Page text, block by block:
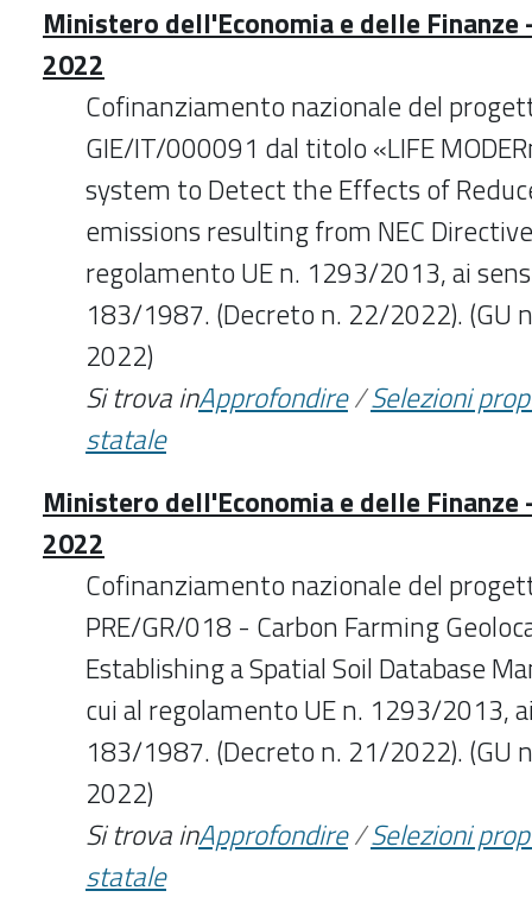
Ministero dell'Economia e delle
2022
Cofinanziamento nazionale del
GIE/IT/000091 dal titolo «LIFE
system to Detect the Effects of
emissions resulting from NEC
regolamento UE n. 1293/2013, ai
183/1987. (Decreto n. 22/2022).
2022)
Si trova inApprofondire/Selezioni
statale
Ministero dell'Economia e delle
2022
Cofinanziamento nazionale del
PRE/GR/018 - Carbon Farming
Establishing a Spatial Soil Database
cui al regolamento UE n. 1293/2013,
183/1987. (Decreto n. 21/2022).
2022)
Si trova inApprofondire/Selezioni
statale